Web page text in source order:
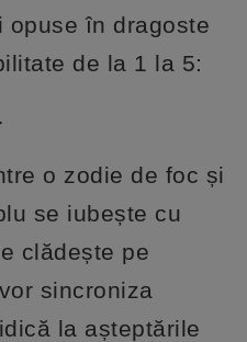
opuse în dragoste
de la 1 la 5:
o zodie de foc și
se iubește cu
clădește pe
sincroniza
la așteptările